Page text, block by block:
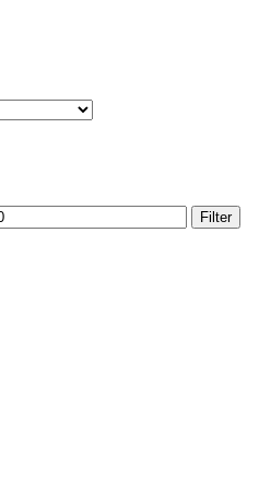
Filter